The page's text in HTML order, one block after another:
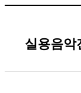
실용음악